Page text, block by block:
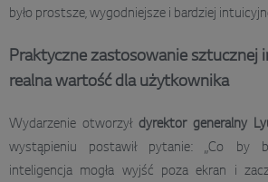
było prostsze, wygodniejsze i bardziej
Praktyczne zastosowanie sztucznej
realna wartość dla użytkownika
Wydarzenie otworzył dyrektor generalny
wystąpieniu postawił pytanie: „Co by
inteligencja mogła wyjść poza ekran i